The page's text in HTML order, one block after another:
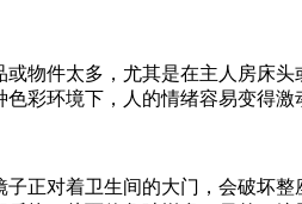
物件太多，尤其是在主人房床
彩环境下，人的情绪容易变得
正对着卫生间的大门，会破坏